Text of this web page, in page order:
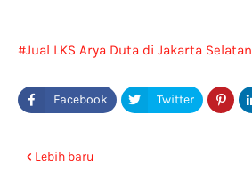
Jual LKS Arya Duta di Jakarta Selatan
Lebih baru